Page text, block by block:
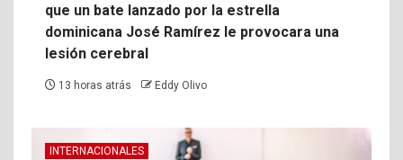
que un bate lanzado por la estrella
dominicana José Ramírez le provocara una
lesión cerebral
13 horas atrás Eddy Olivo
INTERNACIONALES